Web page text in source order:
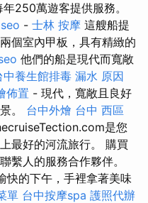
250萬遊客提供服務。
- 士林 按摩 這艘船提
個室內甲板，具有精緻的
他們的船是現代而寬敞
中養生館排毒 漏水 原因
佈置 - 現代，寬敞且良好
。 台中外燴 台中 西區
是您
最好的河流旅行。 購買
繫人的服務合作夥伴。
快的下午，手裡拿著美味
單 台中按摩spa 護照代辦